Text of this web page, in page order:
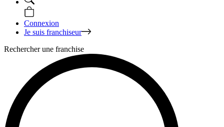
Connexion
Je suis franchiseur
Rechercher une franchise